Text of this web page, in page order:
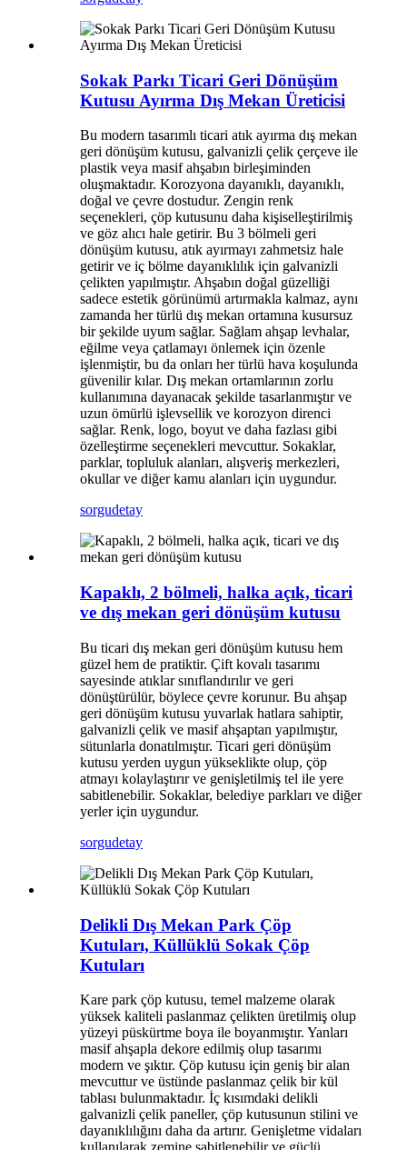
Sokak Parkı Ticari Geri Dönüşüm
Kutusu Ayırma Dış Mekan Üreticisi
Bu modern tasarımlı ticari atık ayırma dış mekan
geri dönüşüm kutusu, galvanizli çelik çerçeve ile
plastik veya masif ahşabın birleşiminden
oluşmaktadır. Korozyona dayanıklı, dayanıklı,
doğal ve çevre dostudur. Zengin renk
seçenekleri, çöp kutusunu daha kişiselleştirilmiş
ve göz alıcı hale getirir. Bu 3 bölmeli geri
dönüşüm kutusu, atık ayırmayı zahmetsiz hale
getirir ve iç bölme dayanıklılık için galvanizli
çelikten yapılmıştır. Ahşabın doğal güzelliği
sadece estetik görünümü artırmakla kalmaz, aynı
zamanda her türlü dış mekan ortamına kusursuz
bir şekilde uyum sağlar. Sağlam ahşap levhalar,
eğilme veya çatlamayı önlemek için özenle
işlenmiştir, bu da onları her türlü hava koşulunda
güvenilir kılar. Dış mekan ortamlarının zorlu
kullanımına dayanacak şekilde tasarlanmıştır ve
uzun ömürlü işlevsellik ve korozyon direnci
sağlar. Renk, logo, boyut ve daha fazlası gibi
özelleştirme seçenekleri mevcuttur. Sokaklar,
parklar, topluluk alanları, alışveriş merkezleri,
okullar ve diğer kamu alanları için uygundur.
sorgudetay
Kapaklı, 2 bölmeli, halka açık, ticari
ve dış mekan geri dönüşüm kutusu
Bu ticari dış mekan geri dönüşüm kutusu hem
güzel hem de pratiktir. Çift kovalı tasarımı
sayesinde atıklar sınıflandırılır ve geri
dönüştürülür, böylece çevre korunur. Bu ahşap
geri dönüşüm kutusu yuvarlak hatlara sahiptir,
galvanizli çelik ve masif ahşaptan yapılmıştır,
sütunlarla donatılmıştır. Ticari geri dönüşüm
kutusu yerden uygun yükseklikte olup, çöp
atmayı kolaylaştırır ve genişletilmiş tel ile yere
sabitlenebilir. Sokaklar, belediye parkları ve diğer
yerler için uygundur.
sorgudetay
Delikli Dış Mekan Park Çöp
Kutuları, Küllüklü Sokak Çöp
Kutuları
Kare park çöp kutusu, temel malzeme olarak
yüksek kaliteli paslanmaz çelikten üretilmiş olup
yüzeyi püskürtme boya ile boyanmıştır. Yanları
masif ahşapla dekore edilmiş olup tasarımı
modern ve şıktır. Çöp kutusu için geniş bir alan
mevcuttur ve üstünde paslanmaz çelik bir kül
tablası bulunmaktadır. İç kısımdaki delikli
galvanizli çelik paneller, çöp kutusunun stilini ve
dayanıklılığını daha da artırır. Genişletme vidaları